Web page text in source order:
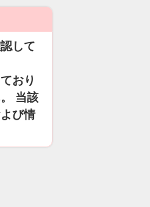
して
おり
当該
び情